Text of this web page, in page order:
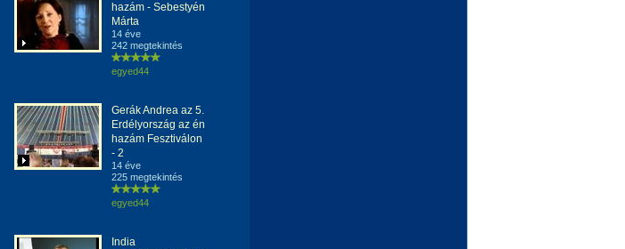
hazám - Sebestyén
Márta
14 éve
242 megtekintés
egyed44
Gerák Andrea az 5.
Erdélyország az én
hazám Fesztiválon
- 2
14 éve
225 megtekintés
egyed44
India